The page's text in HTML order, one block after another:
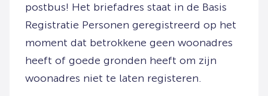
postbus! Het briefadres staat in de Basis
Registratie Personen geregistreerd op het
moment dat betrokkene geen woonadres
heeft of goede gronden heeft om zijn
woonadres niet te laten registeren.